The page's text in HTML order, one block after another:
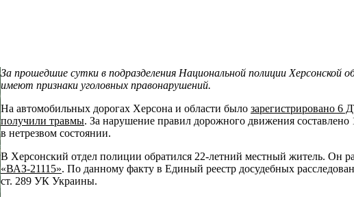
За прошедшие сутки в подразделения Национальной полиции Херсонской
имеют признаки уголовных правонарушений.
На автомобильных дорогах Херсона и области было зарегистрировано 6
получили травмы. За нарушение правил дорожного движения
в нетрезвом состоянии.
В Херсонский отдел полиции обратился 22-летний местный житель. Он
«ВАЗ-21115». По данному факту в Единый реестр досудебных
ст. 289 УК Украины.